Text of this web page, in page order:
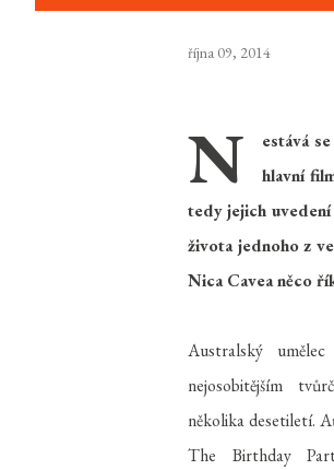
října 09, 2014
N
estává
hlavní
tedy jejich uvedení
života jednoho z
Nica Cavea něco
Australský umělec
nejosobitějším
několika desetiletí.
The Birthday